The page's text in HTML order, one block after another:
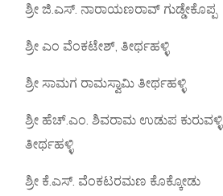
ಶ್ರೀ ಜಿ.ಎಸ್. ನಾರಾಯಣರಾವ್ ಗುಡ್ಡೇಕೊಪ್ಪ
ಶ್ರೀ ಎಂ ವೆಂಕಟೇಶ್, ತೀರ್ಥಹಳ್ಳಿ
ಶ್ರೀ ಸಾಮಗ ರಾಮಸ್ವಾಮಿ ತೀರ್ಥಹಳ್ಳಿ
ಶ್ರೀ ಹೆಚ್.ಎಂ. ಶಿವರಾಮ ಉಡುಪ ಕುರುವಳ್ಳಿ
ತೀರ್ಥಹಳ್ಳಿ
ಶ್ರೀ ಕೆ.ಎಸ್. ವೆಂಕಟರಮಣ ಕೊಕ್ಕೋಡು